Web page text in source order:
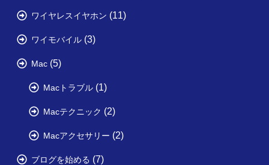
ワイヤレスイヤホン (11)
ワイモバイル (3)
Mac (5)
Macトラブル (1)
Macテクニック (2)
Macアクセサリー (2)
ブログを始める (7)